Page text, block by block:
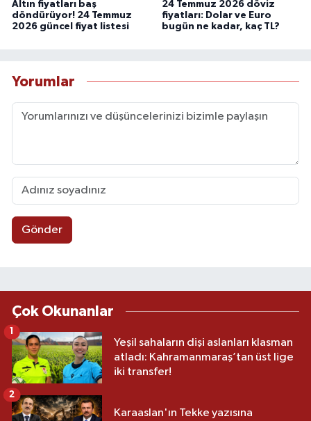
Altın fiyatları baş
döndürüyor! 24 Temmuz
2026 güncel fiyat listesi
24 Temmuz 2026 döviz
fiyatları: Dolar ve Euro
bugün ne kadar, kaç TL?
Yorumlar
Gönder
Çok Okunanlar
Yeşil sahaların dişi aslanları klasman
atladı: Kahramanmaraş’tan üst lige
iki transfer!
Karaaslan'ın Tekke yazısına
2